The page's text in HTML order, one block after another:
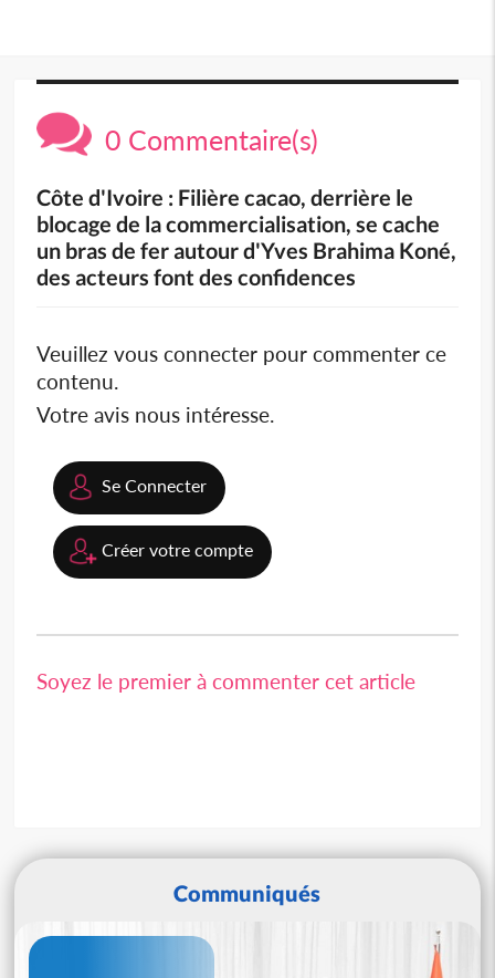
0 Commentaire(s)
Côte d'Ivoire : Filière cacao, derrière le
blocage de la commercialisation, se cache
un bras de fer autour d'Yves Brahima Koné,
des acteurs font des confidences
Veuillez vous connecter pour commenter ce
contenu.
Votre avis nous intéresse.
Se Connecter
Créer votre compte
Soyez le premier à commenter cet article
Communiqués